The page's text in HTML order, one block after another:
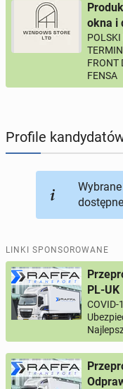
PROFILE
USŁUGI
MOTORYZACJA
KUPIĘ & SPRZEDAM
okna i
POLSKI
FRONT
FENSA
Profile
dostępne
LINKI SPONSOROWANE
PL-UK